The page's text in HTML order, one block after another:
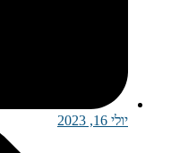
יולי 16, 2023